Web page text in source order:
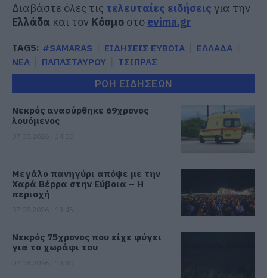
Διαβάστε όλες τις τελευταίες ειδήσεις για την
Ελλάδα και τον Κόσμο στο evima.gr
TAGS: #SAMARAS ΕΙΔΗΣΕΙΣ ΕΥΒΟΙΑ
ΕΛΛΑΔΑ
ΝΕΑ
ΠΑΠΑΣΤΑΥΡΟΥ ΤΣΙΠΡΑΣ
ΡΟΗ ΕΙΔΗΣΕΩΝ
Νεκρός ανασύρθηκε 69χρονος
λουόμενος
Μεγάλο πανηγύρι απόψε με την
Χαρά Βέρρα στην Εύβοια – Η
περιοχή
Νεκρός 75χρονος που είχε φύγει
για το χωράφι του